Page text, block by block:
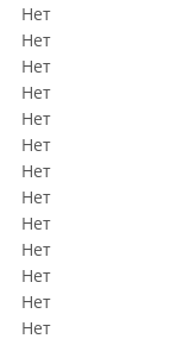
Нет
Нет
Нет
Нет
Нет
Нет
Нет
Нет
Нет
Нет
Нет
Нет
Нет